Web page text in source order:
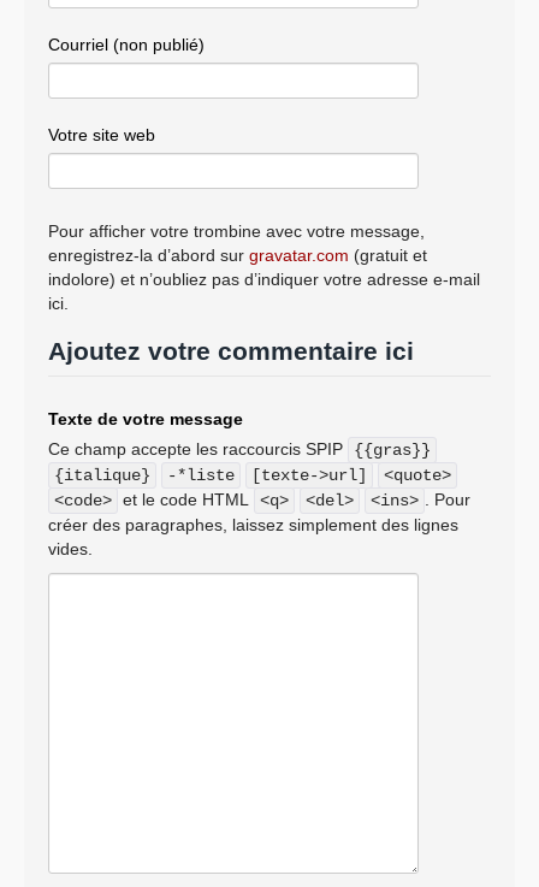
Courriel (non publié)
Votre site web
Pour afficher votre trombine avec votre message,
enregistrez-la d’abord sur gravatar.com (gratuit et
indolore) et n’oubliez pas d’indiquer votre adresse e-mail
ici.
Ajoutez votre commentaire ici
Texte de votre message
Ce champ accepte les raccourcis SPIP
{{gras}}
{italique}
-*liste [texte->url]
<quote>
<code> et le code HTML <q> <del> <ins>
. Pour
créer des paragraphes, laissez simplement des lignes
vides.